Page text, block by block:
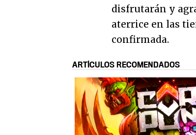
disfrutarán y
aterrice en las
confirmada.
ARTÍCULOS RECOMENDADOS